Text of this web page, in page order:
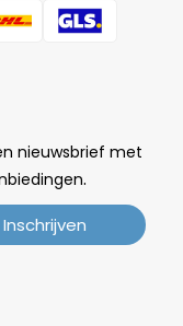
nieuwsbrief met
.
Inschrijven